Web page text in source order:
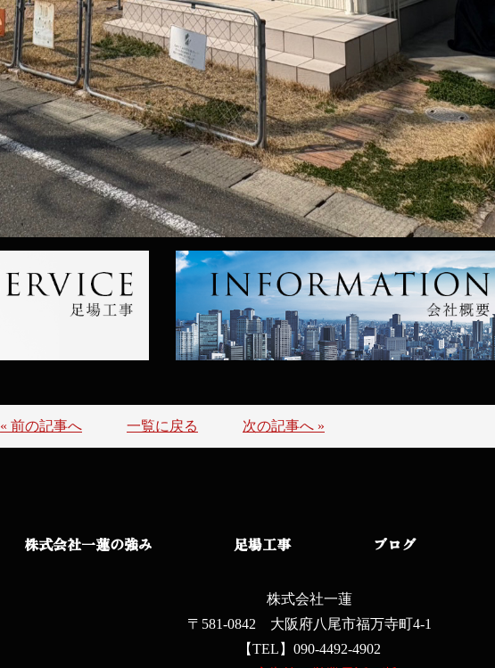
« 前の記事へ 一覧に戻る 次の記事へ »
株式会社一蓮の強み 足場工事 ブログ
株式会社一蓮
〒581-0842 大阪府八尾市福万寺町4-1
【TEL】090-4492-4902